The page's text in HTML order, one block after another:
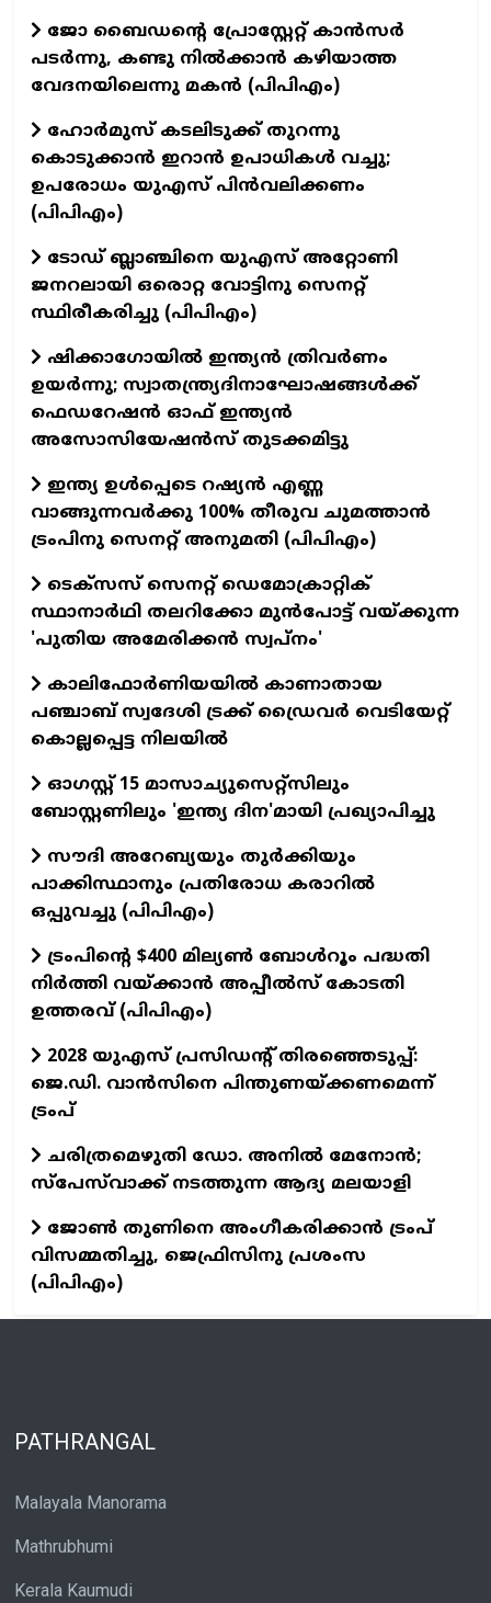
ജോ ബൈഡന്റെ പ്രോസ്റ്റേറ്റ് കാൻസർ
പടർന്നു, കണ്ടു നിൽക്കാൻ കഴിയാത്ത
വേദനയിലെന്നു മകൻ (പിപിഎം)
ഹോർമുസ് കടലിടുക്ക് തുറന്നു
കൊടുക്കാൻ ഇറാൻ ഉപാധികൾ വച്ചു;
ഉപരോധം യുഎസ് പിൻവലിക്കണം
(പിപിഎം)
ടോഡ് ബ്ലാഞ്ചിനെ യുഎസ് അറ്റോണി
ജനറലായി ഒരൊറ്റ വോട്ടിനു സെനറ്റ്
സ്ഥിരീകരിച്ചു (പിപിഎം)
ഷിക്കാഗോയിൽ ഇന്ത്യൻ ത്രിവർണം
ഉയർന്നു; സ്വാതന്ത്ര്യദിനാഘോഷങ്ങൾക്ക്
ഫെഡറേഷൻ ഓഫ് ഇന്ത്യൻ
അസോസിയേഷൻസ് തുടക്കമിട്ടു
ഇന്ത്യ ഉൾപ്പെടെ റഷ്യൻ എണ്ണ
വാങ്ങുന്നവർക്കു 100% തീരുവ ചുമത്താൻ
ട്രംപിനു സെനറ്റ് അനുമതി (പിപിഎം)
ടെക്സസ് സെനറ്റ് ഡെമോക്രാറ്റിക്
സ്ഥാനാർഥി തലറിക്കോ മുൻപോട്ട് വയ്ക്കുന്ന
'പുതിയ അമേരിക്കൻ സ്വപ്നം'
കാലിഫോര്‍ണിയയില്‍ കാണാതായ
പഞ്ചാബ് സ്വദേശി ട്രക്ക് ഡ്രൈവര്‍ വെടിയേറ്റ്
കൊല്ലപ്പെട്ട നിലയില്‍
ഓഗസ്റ്റ് 15 മാസാച്യുസെറ്റ്സിലും
ബോസ്റ്റണിലും 'ഇന്ത്യ ദിന'മായി പ്രഖ്യാപിച്ചു
സൗദി അറേബ്യയും തുർക്കിയും
പാക്കിസ്ഥാനും പ്രതിരോധ കരാറിൽ
ഒപ്പുവച്ചു (പിപിഎം)
ട്രംപിന്റെ $400 മില്യൺ ബോൾറൂം പദ്ധതി
നിർത്തി വയ്ക്കാൻ അപ്പീൽസ് കോടതി
ഉത്തരവ് (പിപിഎം)
2028 യുഎസ് പ്രസിഡന്റ് തിരഞ്ഞെടുപ്പ്:
ജെ.ഡി. വാൻസിനെ പിന്തുണയ്ക്കണമെന്ന്
ട്രംപ്
ചരിത്രമെഴുതി ഡോ. അനിൽ മേനോൻ;
സ്പേസ്‌വാക്ക് നടത്തുന്ന ആദ്യ മലയാളി
ജോൺ തുണിനെ അംഗീകരിക്കാൻ ട്രംപ്
വിസമ്മതിച്ചു, ജെഫ്രിസിനു പ്രശംസ
(പിപിഎം)
PATHRANGAL
Malayala Manorama
Mathrubhumi
Kerala Kaumudi